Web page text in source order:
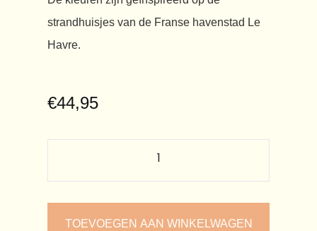
strandhuisjes van de Franse havenstad Le
Havre.
€44,95
TOEVOEGEN AAN WINKELWAGEN